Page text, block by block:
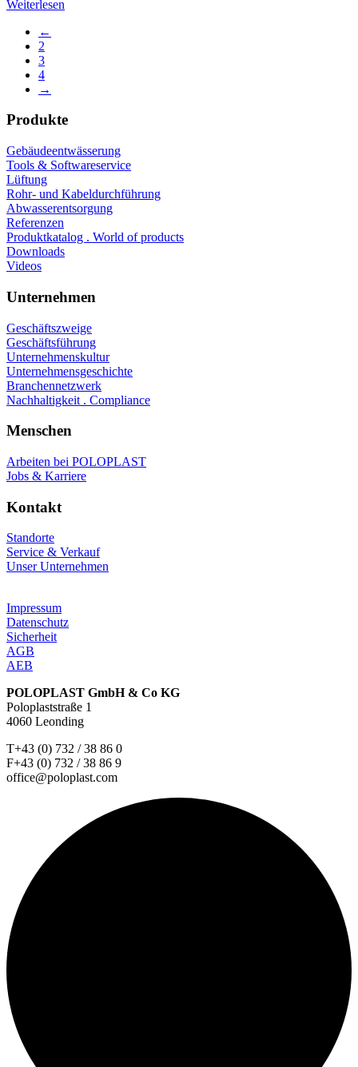
Weiterlesen
←
2
3
4
→
Produkte
Gebäudeentwässerung
Tools & Softwareservice
Lüftung
Rohr- und Kabeldurchführung
Abwasserentsorgung
Referenzen
Produktkatalog . World of products
Downloads
Videos
Unternehmen
Geschäftszweige
Geschäftsführung
Unternehmenskultur
Unternehmensgeschichte
Branchennetzwerk
Nachhaltigkeit . Compliance
Menschen
Arbeiten bei POLOPLAST
Jobs & Karriere
Kontakt
Standorte
Service & Verkauf
Unser Unternehmen
Impressum
Datenschutz
Sicherheit
AGB
AEB
POLOPLAST GmbH & Co KG
Poloplaststraße 1
4060 Leonding
T+43 (0) 732 / 38 86 0
F+43 (0) 732 / 38 86 9
office@poloplast.com